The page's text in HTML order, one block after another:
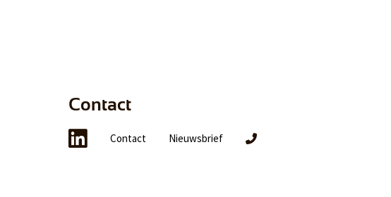
Contact
Contact Nieuwsbrief